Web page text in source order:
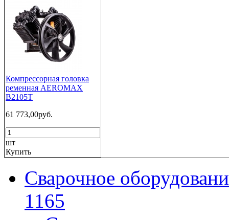
Компрессорная головка
ременная AEROMAX
B2105T
61 773,00руб.
шт
Купить
Сварочное
1165